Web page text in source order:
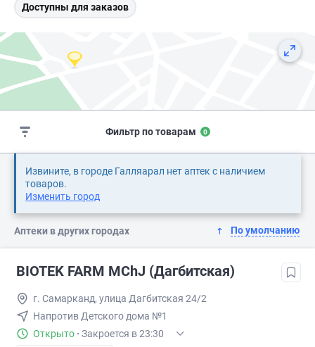
Доступны для заказов
Фильтр по товарам 0
Извините, в городе Галляарал нет аптек с наличием
товаров.
Изменить город
Аптеки в других городах По умолчанию
BIOTEK FARM MChJ (Дагбитская)
г. Самарканд, улица Дагбитская 24/2
Напротив Детского дома №1
Открыто · Закроется в 23:30